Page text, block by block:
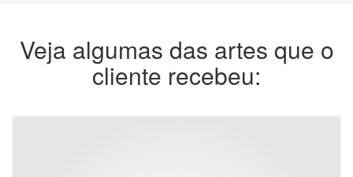
Veja algumas das artes que o
cliente recebeu: